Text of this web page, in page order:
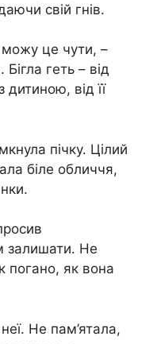
свій гнів.
це чути, –
геть – від
дитиною, від її
пічку. Цілий
біле обличчя,
залишати. Не
погано, як вона
Не пам’ятала,